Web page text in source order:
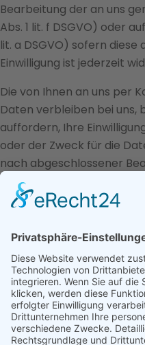
Bearbeitung der an uns
Abs. 1 lit. f DSGVO) oder
lit. a DSGVO) sofern
Einwilligung ist jederzeit
Die von Ihnen an uns per
Daten verbleiben bei uns,
auffordern, Ihre
oder der Zweck für die
nach abgeschlossener
Zwingende gesetzliche
gesetzliche
5. Plugins und
Google Fonts
Diese Seite nutzt zur
Schriftarten so genannte
bereitgestellt werden. Die
installiert. Eine